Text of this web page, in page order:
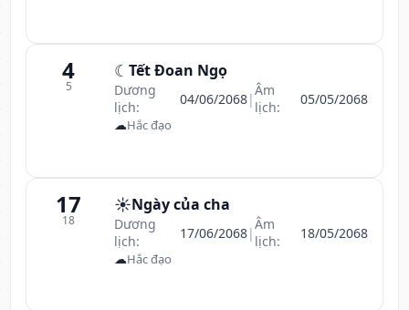
4
5
☾ Tết Đoan Ngọ
Dương
lịch:
04/06/2068|Âm
lịch:
05/05/2068
☁Hắc đạo
17
18
☀️Ngày của cha
Dương
lịch:
17/06/2068|Âm
lịch:
18/05/2068
☁Hắc đạo